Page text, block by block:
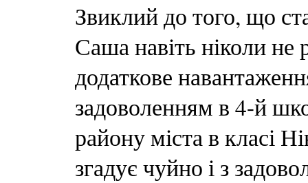
Звиклий до того, що
Саша навіть ніколи не
додаткове
задоволенням в 4-й
району міста в класі
згадує чуйно і з